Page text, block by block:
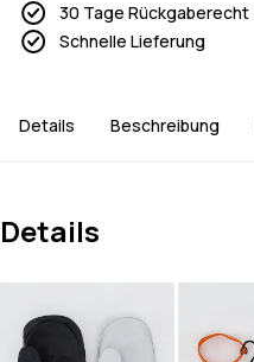
30 Tage Rückgaberecht
Schnelle Lieferung
Details Beschreibung
Details